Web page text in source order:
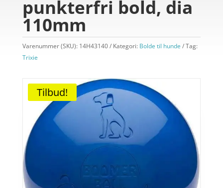
punkterfri bold, dia
110mm
Varenummer (SKU): 14H43140 Kategori: Bolde til hunde
Tag:
Trixie
Tilbud!